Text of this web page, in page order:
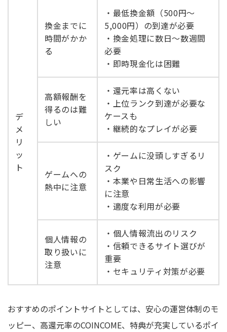
デ
メ
リ
ッ
ト
換金までに
時間がかか
る
・最低換金額（500円～
5,000円）の到達が必要
・換金処理に数日～数週間
必要
・即時現金化は困難
高額報酬を
得るのは難
しい
・還元率は高くない
・上位ランク到達が必要な
ケースも
・継続的なプレイが必要
ゲームへの
熱中に注意
・ゲームに没頭しすぎるリ
スク
・本業や日常生活への影響
に注意
・適度な利用が必要
個人情報の
取り扱いに
注意
・個人情報流出のリスク
・信頼できるサイト選びが
重要
・セキュリティ対策が必要
おすすめのポイントサイトとしては、安心の運営体制のモ
ッピー、高還元率のCOINCOME、特典が充実しているポイ